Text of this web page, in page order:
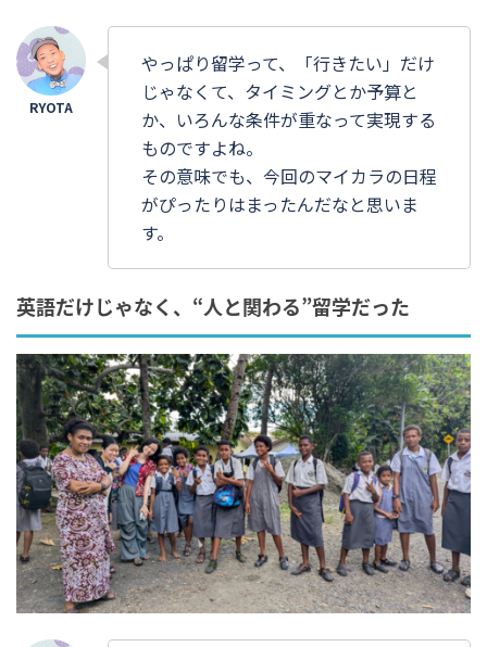
やっぱり留学って、「行きたい」だけ
じゃなくて、タイミングとか予算と
か、いろんな条件が重なって実現する
ものですよね。
その意味でも、今回のマイカラの日程
がぴったりはまったんだなと思いま
す。
英語だけじゃなく、“人と関わる”留学だった